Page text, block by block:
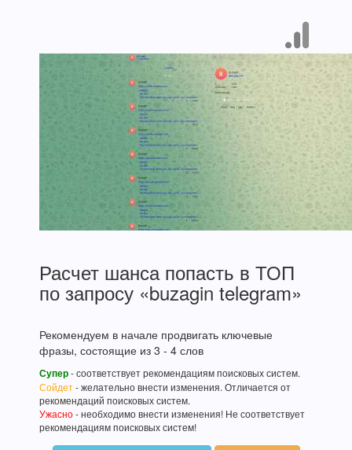
Расчет шанса попасть в ТОП
по запросу «buzagin telegram»
Рекомендуем в начале продвигать ключевые
фразы, состоящие из 3 - 4 слов
Супер- соответствует рекомендациям поисковых систем.
Сойдет- желательно внести изменения. Отличается от
рекомендаций поисковых систем.
Ужасно- необходимо внести изменения! Не соответствует
рекомендациям поисковых систем!